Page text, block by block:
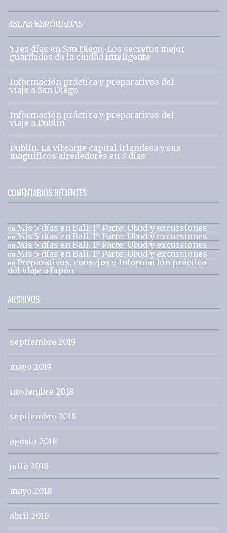
ISLAS ESPÓRADAS
Tres días en San Diego. Los secretos mejor
guardados de la ciudad inteligente
Información práctica y preparativos del
viaje a San Diego
Información práctica y preparativos del
viaje a Dublín
Dublín. La vibrante capital irlandesa y sus
magníficos alrededores en 3 días
COMENTARIOS RECIENTES
en Mis 5 días en Bali. 1º Parte: Ubud y excursiones
en Mis 5 días en Bali. 1º Parte: Ubud y excursiones
en Mis 5 días en Bali. 1º Parte: Ubud y excursiones
en Mis 5 días en Bali. 1º Parte: Ubud y excursiones
en Preparativos, consejos e información práctica
del viaje a Japón
ARCHIVOS
septiembre 2019
mayo 2019
noviembre 2018
septiembre 2018
agosto 2018
julio 2018
mayo 2018
abril 2018